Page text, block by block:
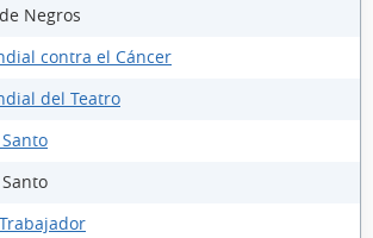
Negros
contra el Cáncer
del Teatro